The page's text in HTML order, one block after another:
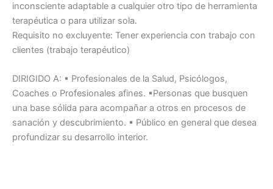
inconsciente adaptable a cualquier otro tipo de herramienta
terapéutica o para utilizar sola.
Requisito no excluyente: Tener experiencia con trabajo con
clientes (trabajo terapéutico)
DIRIGIDO A: ▪ Profesionales de la Salud, Psicólogos,
Coaches o Profesionales afines. ▪Personas que busquen
una base sólida para acompañar a otros en procesos de
sanación y descubrimiento. ▪ Público en general que desea
profundizar su desarrollo interior.